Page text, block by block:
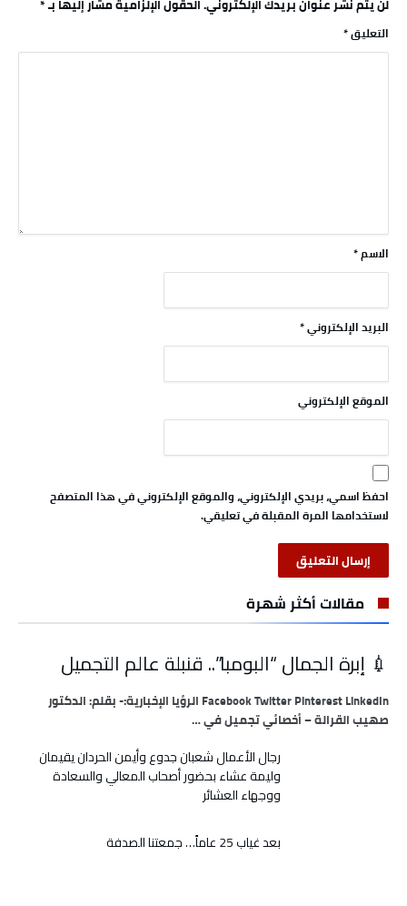
لن يتم نشر عنوان بريدك الإلكتروني.الحقول الإلزامية مشار إليها بـ*
التعليق*
الاسم*
البريد الإلكتروني*
الموقع الإلكتروني
احفظ اسمي، بريدي الإلكتروني، والموقع الإلكتروني في هذا المتصفح
لاستخدامها المرة المقبلة في تعليقي.
مقالات أكثر شهرة
💉 إبرة الجمال “البومبا”.. قنبلة عالم التجميل
Facebook Twitter Pinterest LinkedIn الرؤيا الإخبارية:- بقلم: الدكتور
صهيب القرالة – أخصائي تجميل في …
رجال الأعمال شعبان جدوع وأيمن الحردان يقيمان
وليمة عشاء بحضور أصحاب المعالي والسعادة
ووجهاء العشائر
بعد غياب 25 عاماً… جمعتنا الصدفة